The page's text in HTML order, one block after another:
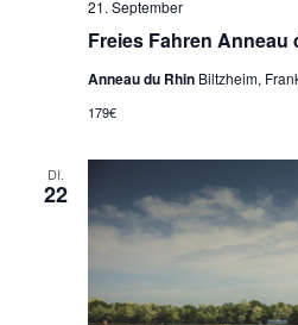
Freies Fahren
21. September
Anneau du Rhin Biltzheim,
179€
DI.
22